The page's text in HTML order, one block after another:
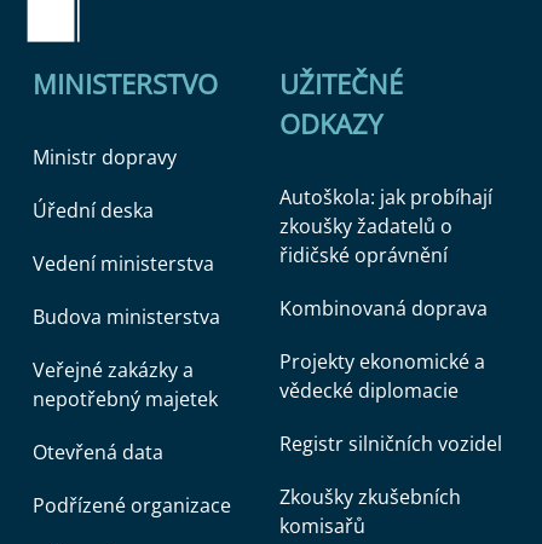
MINISTERSTVO
Ministr dopravy
Úřední deska
Vedení ministerstva
Budova ministerstva
Veřejné zakázky a
nepotřebný majetek
Otevřená data
Podřízené organizace
UŽITEČNÉ
ODKAZY
Autoškola: jak probíhají
zkoušky žadatelů o
řidičské oprávnění
Kombinovaná doprava
Projekty ekonomické a
vědecké diplomacie
Registr silničních vozidel
Zkoušky zkušebních
komisařů